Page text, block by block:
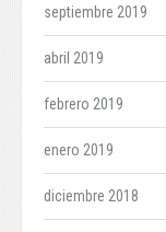
septiembre 2019
abril 2019
febrero 2019
enero 2019
diciembre 2018